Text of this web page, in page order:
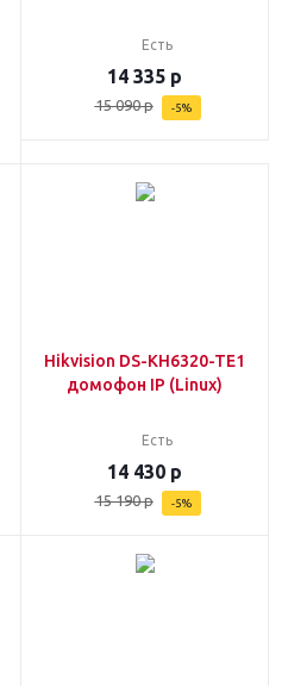
Есть
14 335 р
15 090р -5%
Hikvision DS-KH6320-TE1
домофон IP (Linux)
Есть
14 430 р
15 190р -5%